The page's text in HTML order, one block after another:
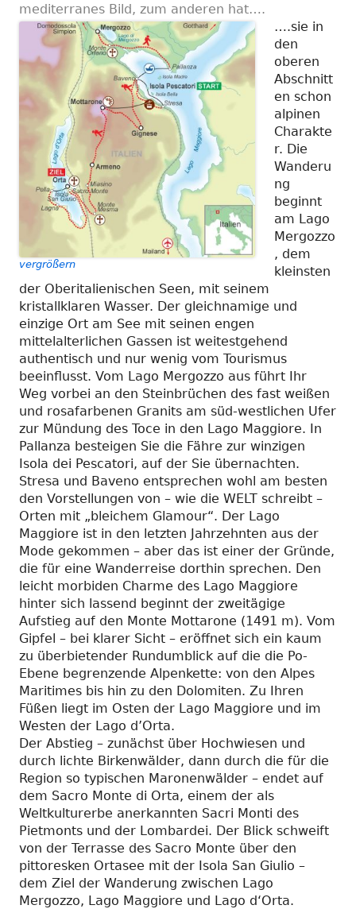
mediterranes Bild, zum anderen hat….
vergrößern
….sie in
den
oberen
Abschnitt
en schon
alpinen
Charakte
r. Die
Wanderu
ng
beginnt
am Lago
Mergozzo
, dem
kleinsten
der Oberitalienischen Seen, mit seinem
kristallklaren Wasser. Der gleichnamige und
einzige Ort am See mit seinen engen
mittelalterlichen Gassen ist weitestgehend
authentisch und nur wenig vom Tourismus
beeinflusst. Vom Lago Mergozzo aus führt Ihr
Weg vorbei an den Steinbrüchen des fast weißen
und rosafarbenen Granits am süd-westlichen Ufer
zur Mündung des Toce in den Lago Maggiore. In
Pallanza besteigen Sie die Fähre zur winzigen
Isola dei Pescatori, auf der Sie übernachten.
Stresa und Baveno entsprechen wohl am besten
den Vorstellungen von – wie die WELT schreibt –
Orten mit „bleichem Glamour“. Der Lago
Maggiore ist in den letzten Jahrzehnten aus der
Mode gekommen – aber das ist einer der Gründe,
die für eine Wanderreise dorthin sprechen. Den
leicht morbiden Charme des Lago Maggiore
hinter sich lassend beginnt der zweitägige
Aufstieg auf den Monte Mottarone (1491 m). Vom
Gipfel – bei klarer Sicht – eröffnet sich ein kaum
zu überbietender Rundumblick auf die die Po-
Ebene begrenzende Alpenkette: von den Alpes
Maritimes bis hin zu den Dolomiten. Zu Ihren
Füßen liegt im Osten der Lago Maggiore und im
Westen der Lago d’Orta.
Der Abstieg – zunächst über Hochwiesen und
durch lichte Birkenwälder, dann durch die für die
Region so typischen Maronenwälder – endet auf
dem Sacro Monte di Orta, einem der als
Weltkulturerbe anerkannten Sacri Monti des
Pietmonts und der Lombardei. Der Blick schweift
von der Terrasse des Sacro Monte über den
pittoresken Ortasee mit der Isola San Giulio –
dem Ziel der Wanderung zwischen Lago
Mergozzo, Lago Maggiore und Lago d‘Orta.